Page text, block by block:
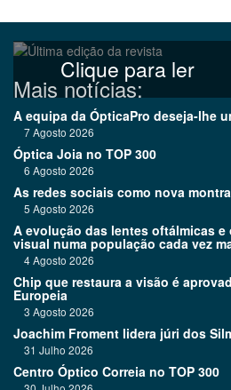
Clique para ler
Mais notícias:
A equipa da ÓpticaPro deseja-lhe
7 Agosto 2026
Óptica Joia no TOP 300
6 Agosto 2026
As redes sociais como nova
5 Agosto 2026
A evolução das lentes oftálmicas
visual numa população cada vez
4 Agosto 2026
Chip que restaura a visão é
Europeia
3 Agosto 2026
Joachim Froment lidera júri dos
31 Julho 2026
Centro Óptico Correia no TOP 300